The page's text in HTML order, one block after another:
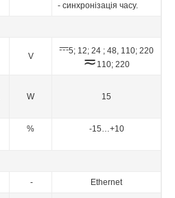
- синхронізація часу.
V ⎓5; 12; 24 ; 48, 110; 220
≂ 110; 220
W 15
% -15…+10
- Ethernet